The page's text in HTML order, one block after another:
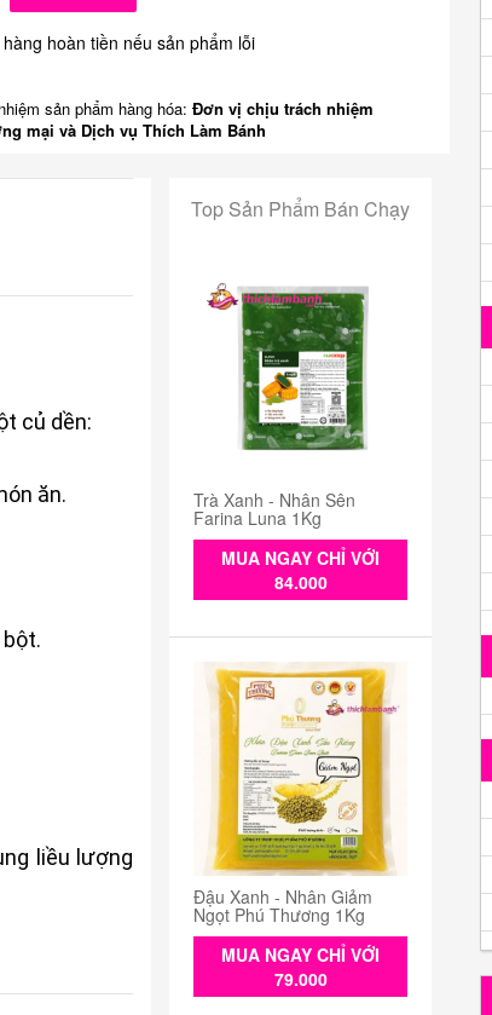
hoàn tiền nếu sản phẩm lỗi
sản phẩm hàng hóa: Đơn vị chịu trách nhiệm
mại và Dịch vụ Thích Làm Bánh
củ dền:
ăn.
liều lượng
Top Sản Phẩm Bán Chạy
Trà Xanh - Nhân Sên
Farina Luna 1Kg
MUA NGAY CHỈ VỚI
84.000
Đậu Xanh - Nhân Giảm
Ngọt Phú Thương 1Kg
MUA NGAY CHỈ VỚI
79.000